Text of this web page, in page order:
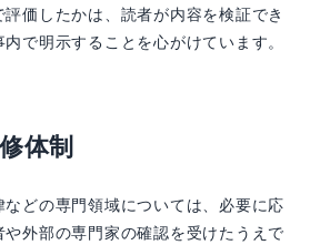
価したかは、読者が内容を検証でき
で明示することを心がけています。
体制
どの専門領域については、必要に応
や外部の専門家の確認を受けたうえで